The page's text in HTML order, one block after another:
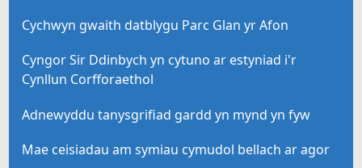
Cychwyn gwaith datblygu Parc Glan yr Afon
Cyngor Sir Ddinbych yn cytuno ar estyniad i'r
Cynllun Corfforaethol
Adnewyddu tanysgrifiad gardd yn mynd yn fyw
Mae ceisiadau am symiau cymudol bellach ar agor